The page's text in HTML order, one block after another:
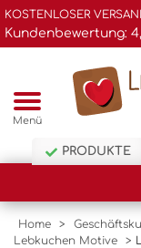
KOSTENLOSER
Kundenbewertung:
Menü
PRODUKTE
Home >
Lebkuchen Motive
>